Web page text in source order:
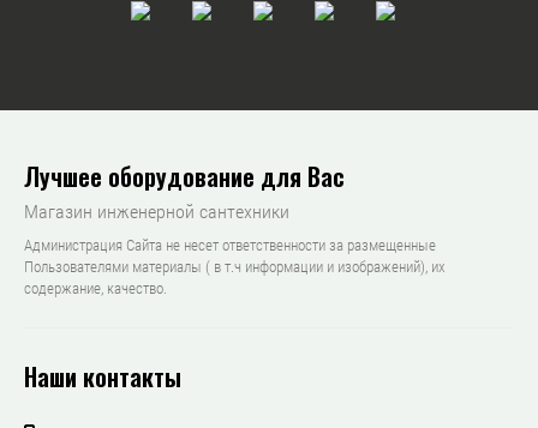
Лучшее оборудование для Вас
Магазин инженерной сантехники
Администрация Сайта не несет ответственности за размещенные
Пользователями материалы ( в т.ч информации и изображений), их
содержание, качество.
Наши контакты